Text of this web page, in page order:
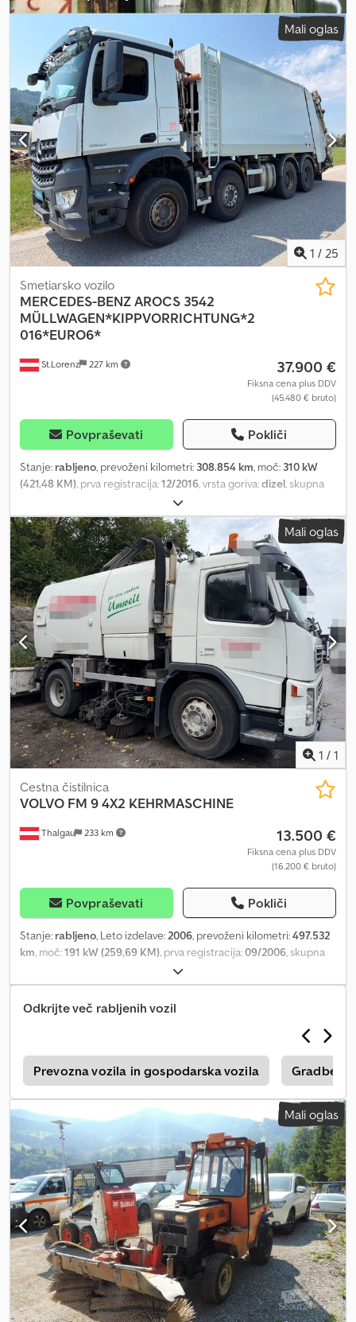
Mali oglas
1 / 25
St.Lorenz 227 km
Smetiarsko vozilo
MERCEDES-BENZAROCS 3542
MÜLLWAGEN*KIPPVORRICHTUNG*2
016*EURO6*
37.900 €
Fiksna cena plus DDV
(45.480 € bruto)
Povpraševati Pokliči
Stanje: rabljeno, prevoženi kilometri: 308.854 km, moč: 310 kW
(421,48 KM) , prva registracija:12/2016 , vrsta goriva:dizel , skupna
, konfiguracija osi:
12/2026, zavore:retarder, barva:bela, vrsta prenosa:samodejen,
emisijski razred:Euro 6, Leto izdelave: , Oprema:ABS,
klimatska naprava, * Mercedes Benz 3542, smetarski tovornjak +
zadnji dvižni mehanizem (verižni dvižnik) za odlaganje
zabojnikov/velikih smetarskih zabojnikov * Nadgradnja: Stummer
Medium XL Dodpfxozrkkno Albeck * Tehnični pregled veljaven do
12/2026 * 1. lastnik, avstrijsko vozilo * Euro 6 * Lastna teža: 18725 kg
- Skupna teža: 32000 kg * Nosilnost: 13200 kg - Medosna razdalja:
5900 mm * Vse informacije so podane brez jamstva za točnost *
Pridržana pravica do spremembe in napake * Notranja številka: 95
Mali oglas
1 / 1
Thalgau 233 km
Cestna čistilnica
VOLVO FM 9 4X2 KEHRMASCHINE
13.500 €
Fiksna cena plus DDV
(16.200 € bruto)
Povpraševati Pokliči
Stanje: rabljeno, Leto izdelave:2006, prevoženi kilometri:497.532
km, moč:191 kW (259,69 KM), prva registracija:09/2006, skupna
dizel
osi, naslednji pregled (TÜV):09/2026, vrsta prenosa:mehanski,
emisijski razred:
Euro 3 , Oprema:ABS, klimatska naprava
Odkrijte več rabljenih vozil
Prevozna vozila in gospodarska vozila Gradbena
Mali oglas